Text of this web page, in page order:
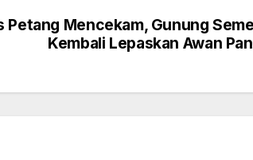
Petang Mencekam, Gunung
Kembali Lepaskan Awan